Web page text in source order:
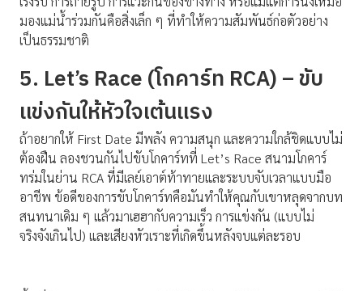
มองแม่น้ำร่วมกันคือสิ่งเล็ก ๆ ที่ทำให้ความสัมพันธ์ก่อตัวอย่าง
เป็นธรรมชาติ
5. Let’s Race (โกคาร์ท RCA) – ขับ
แข่งกันให้หัวใจเต้นแรง
ถ้าอยากให้ First Date มีพลัง ความสนุก และความใกล้ชิดแบบไม่
ต้องฝืน ลองชวนกันไปขับโกคาร์ทที่ Let’s Race สนามโกคาร์
ทร่มในย่าน RCA ที่มีเลย์เอาต์ท้าทายและระบบจับเวลาแบบมือ
อาชีพ ข้อดีของการขับโกคาร์ทคือมันทำให้คุณกับเขาหลุดจากบท
สนทนาเดิม ๆ แล้วมาเฮฮากับความเร็ว การแข่งกัน (แบบไม่
จริงจังเกินไป) และเสียงหัวเราะที่เกิดขึ้นหลังจบแต่ละรอบ